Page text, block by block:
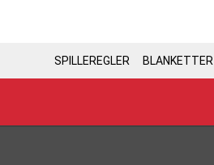
SPILLEREGLER BLANKETTER